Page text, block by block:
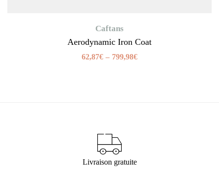
Caftans
Aerodynamic Iron Coat
62,87€ – 799,98€
Livraison gratuite